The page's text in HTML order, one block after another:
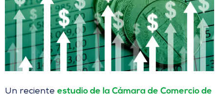
Un reciente estudio de la Cámara de Comercio de